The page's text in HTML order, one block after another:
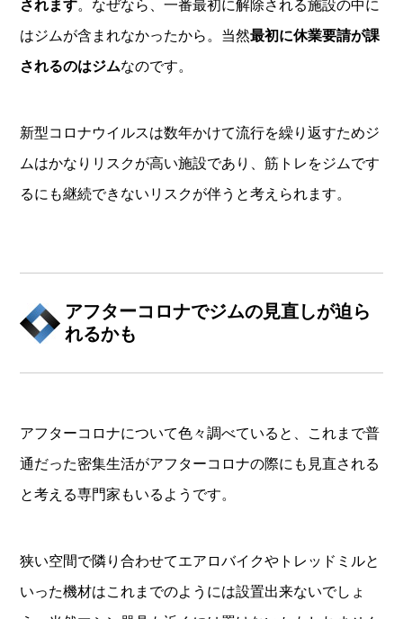
されます。なぜなら、一番最初に解除される施設の中に
はジムが含まれなかったから。当然最初に休業要請が課
されるのはジムなのです。
新型コロナウイルスは数年かけて流行を繰り返すためジ
ムはかなりリスクが高い施設であり、筋トレをジムです
るにも継続できないリスクが伴うと考えられます。
アフターコロナでジムの見直しが迫ら
れるかも
アフターコロナについて色々調べていると、これまで普
通だった密集生活がアフターコロナの際にも見直される
と考える専門家もいるようです。
狭い空間で隣り合わせてエアロバイクやトレッドミルと
いった機材はこれまでのようには設置出来ないでしょ